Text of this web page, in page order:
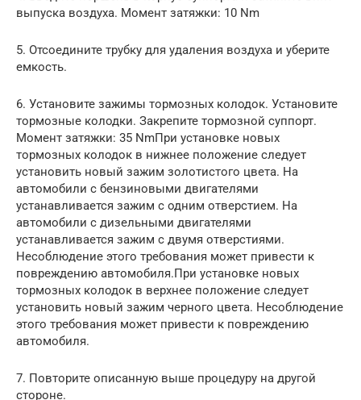
выпуска воздуха. Момент затяжки: 10 Nm
5. Отсоедините трубку для удаления воздуха и уберите
емкость.
6. Установите зажимы тормозных колодок. Установите
тормозные колодки. Закрепите тормозной суппорт.
Момент затяжки: 35 NmПри установке новых
тормозных колодок в нижнее положение следует
установить новый зажим золотистого цвета. На
автомобили с бензиновыми двигателями
устанавливается зажим с одним отверстием. На
автомобили с дизельными двигателями
устанавливается зажим с двумя отверстиями.
Несоблюдение этого требования может привести к
повреждению автомобиля.При установке новых
тормозных колодок в верхнее положение следует
установить новый зажим черного цвета. Несоблюдение
этого требования может привести к повреждению
автомобиля.
7. Повторите описанную выше процедуру на другой
стороне.